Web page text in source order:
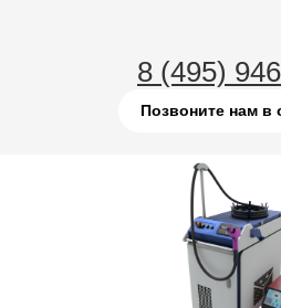
8 (495)
Позвоните нам в